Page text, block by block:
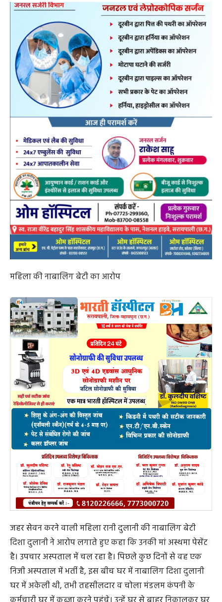
जहर सेवन करने वाली महिला रानी दुलानी की नाबालिग बेटी
दिशा दुलानी ने आरोप लगाते हुए कहा कि उनकी मां अस्थमा पेसेंट
है। उपचार अस्पताल में चल रहा है। पिछले कुछ दिनों से वह एक
निजी अस्पताल में भर्ती है, इस बीच घर में नाबालिग दिशा दुलानी
घर में अकेली थी, तभी तहसीलदार व चोला मंडलम कंपनी के
कर्मचारी घर में कब्जा करने पहुंचे। उन्हें घर से बाहर निकालकर घर
में कब्जा कर लिया गया। इसकी खबर जब वह अपनी मां रानी
दुलानी को दी, तो वह अस्पताल से सीधे तहसील कार्यालय पहुंच
गई। उस समय तहसीलदार कक्ष में नहीं था। एक बाबू था, तो उन्होंने
दुर्व्यवहार करते हुए कहा कि आप मर जाओगे तो मकान आपकी
बेटी व बेटा के नाम पर स्वतंत्र रूप से हो जाएगा, इतना सुनते ही मां
क्षुब्ध हो गई और जहर सेवन कर लिया।
पिता की मौत के बाद बीमा को बताया मां के नाम
बेटी दिशा दुलानी ने बताया कि पांच मई 2023 को पिता महेश
दुलानी की मौत हो गई। इसके बाद उनका परिवार अलग-थलग हो
गया। वह और उनके दो भाई व बहन अपनी मां रानी दुलानी के साथ
किसी तरह रहे थे। इस बीच पता चला कि उनके पिता के नाम पर
की मौत होने के बाद बीमा उनकी मां रानी दुलानी के नाम पर होने
की जानकारी कंपनी ने दी। जबकि लोन पिता के नाम पर था, ऐसा
नहीं हो सकता, यह कहते हुए उनकी मां लगातार कलेक्ट्रेट
कार्यालय, तहसीलदार कार्यालय, महिला आयोग समेत कई
दफ्तरों का चक्कर लगाई, लेकिन उन्हें न्याय नहीं मिला। इससे वह